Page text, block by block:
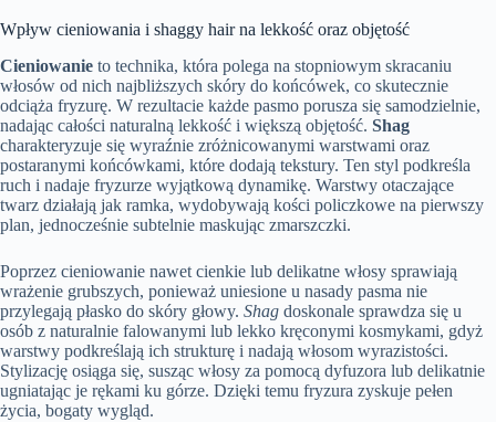
Wpływ cieniowania i shaggy hair na lekkość oraz objętość
Cieniowanie to technika, która polega na stopniowym skracaniu
włosów od nich najbliższych skóry do końcówek, co skutecznie
odciąża fryzurę. W rezultacie każde pasmo porusza się samodzielnie,
nadając całości naturalną lekkość i większą objętość. Shag
charakteryzuje się wyraźnie zróżnicowanymi warstwami oraz
postaranymi końcówkami, które dodają tekstury. Ten styl podkreśla
ruch i nadaje fryzurze wyjątkową dynamikę. Warstwy otaczające
twarz działają jak ramka, wydobywają kości policzkowe na pierwszy
plan, jednocześnie subtelnie maskując zmarszczki.
Poprzez cieniowanie nawet cienkie lub delikatne włosy sprawiają
wrażenie grubszych, ponieważ uniesione u nasady pasma nie
przylegają płasko do skóry głowy. Shag doskonale sprawdza się u
osób z naturalnie falowanymi lub lekko kręconymi kosmykami, gdyż
warstwy podkreślają ich strukturę i nadają włosom wyrazistości.
Stylizację osiąga się, susząc włosy za pomocą dyfuzora lub delikatnie
ugniatając je rękami ku górze. Dzięki temu fryzura zyskuje pełen
życia, bogaty wygląd.